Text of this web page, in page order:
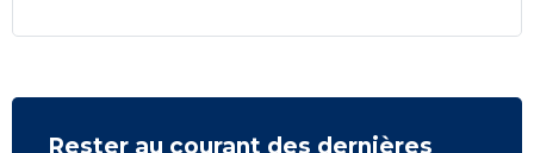
Rester au courant des dernières